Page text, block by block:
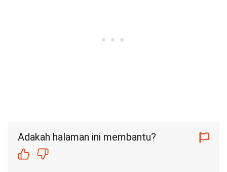
Adakah halaman ini membantu?